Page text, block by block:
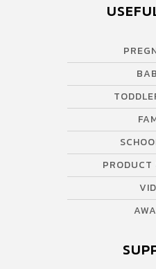
Amarin Baby and Kids ฝากเตื
ช่วยไว้ไม่ทันลูกน้อยอาจได้รับอันต
นางเงือก ทำให้กลายเป็นน้ำตาขอ
arjong.blogspot.com,
PRODUCT